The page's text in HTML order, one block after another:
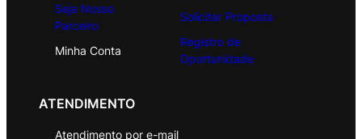
Seja Nosso
Parceiro
Minha Conta
Solicitar Proposta
Registro de
Oportunidade
ATENDIMENTO
Atendimento por e-mail